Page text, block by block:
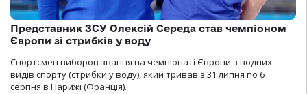
Представник ЗСУ Олексій Середа став чемпіоном
Європи зі стрибків у воду
Спортсмен виборов звання на чемпіонаті Європи з водних
видів спорту (стрибки у воду), який тривав з 31 липня по 6
серпня в Парижі (Франція).